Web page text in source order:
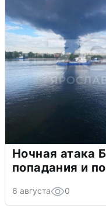
Ночная атака
попадания и
6 августа 0